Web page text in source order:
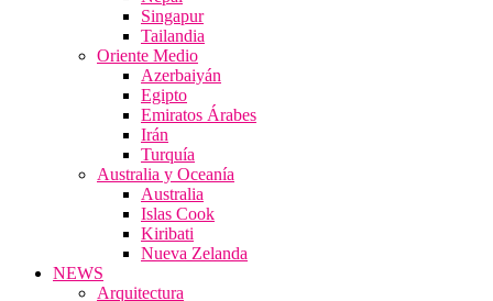
Singapur
Tailandia
Oriente Medio
Azerbaiyán
Egipto
Emiratos Árabes
Irán
Turquía
Australia y Oceanía
Australia
Islas Cook
Kiribati
Nueva Zelanda
NEWS
Arquitectura